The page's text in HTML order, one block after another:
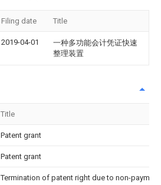
Filing date Title
2019-04-01
一种多功能会计凭证快速
整理装置
Title
Patent grant
Patent grant
Termination of patent right due to non-